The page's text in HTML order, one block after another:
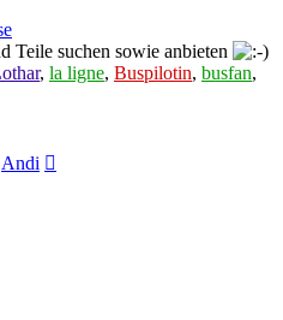
Teile suchen sowie anbieten
, la ligne, Buspilotin, busfan,
Andi